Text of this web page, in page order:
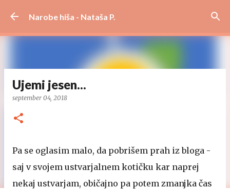
Preskoči na glavno vsebino
Narobe hiša - Nataša P.
Ujemi jesen...
september 04, 2018
Pa se oglasim malo, da pobrišem prah iz bloga -
saj v svojem ustvarjalnem kotičku kar naprej
nekaj ustvarjam, običajno pa potem zmanjka čas